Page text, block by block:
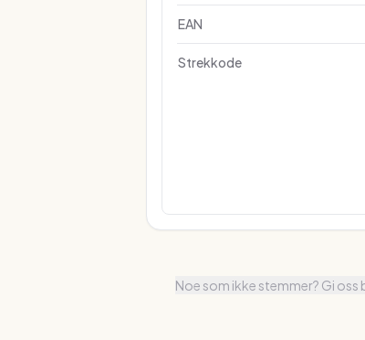
EAN
Strekkode
Noe som ikke stemmer? Gi oss